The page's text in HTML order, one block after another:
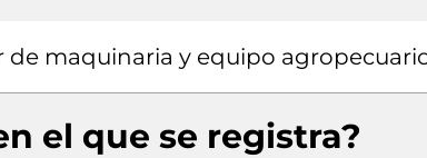
de maquinaria y equipo
el que se registra?